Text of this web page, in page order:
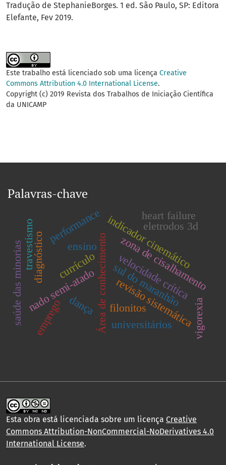
Tradução de StephanieBorges. 1 ed. São Paulo, SP: Editora
Elefante, Fev 2019.
Este trabalho está licenciado sob uma licença Creative
Commons Attribution 4.0 International License.
Copyright (c) 2019 Revista dos Trabalhos de Iniciação Científica
da UNICAMP
Palavras-chave
zona de cisalhamento
indicador cinemático
filonitos
dança
ensinoÁrea de conhecimento
nado semi-atado velocidade crítica
performance
diagnóstico
travestismo
saúde das minorias currículo sul do maranhão
revisão sistemática
eletrodos 3d
emprego vigorexia
universitários
heart failure
Esta obra está licenciada sobre um licença Creative
Commons Attribution-NonCommercial-NoDerivatives 4.0
International License.